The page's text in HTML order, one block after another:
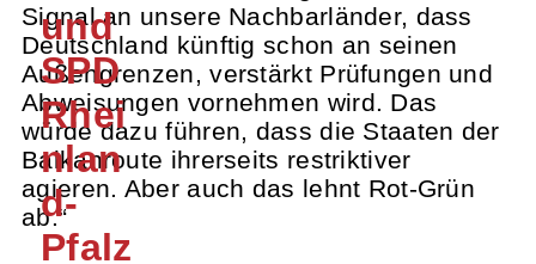
Signal an unsere Nachbarländer, dass
Deutschland künftig schon an seinen
Außengrenzen, verstärkt Prüfungen und
Abweisungen vornehmen wird. Das
würde dazu führen, dass die Staaten der
Balkanroute ihrerseits restriktiver
agieren. Aber auch das lehnt Rot-Grün
ab.“
und
SPD
Rhei
nlan
d-
Pfalz